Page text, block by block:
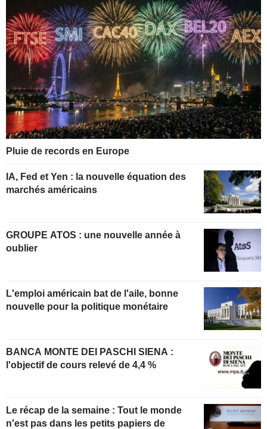
Pluie de records en Europe
IA, Fed et Yen : la nouvelle équation des
marchés américains
GROUPE ATOS : une nouvelle année à
oublier
L'emploi américain bat de l'aile, bonne
nouvelle pour la politique monétaire
BANCA MONTE DEI PASCHI SIENA :
l'objectif de cours relevé de 4,4 %
Le récap de la semaine : Tout le monde
n'est pas dans les petits papiers de